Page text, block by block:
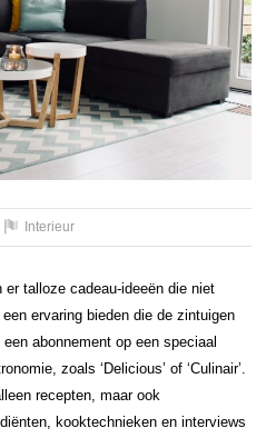
Interieur
talloze cadeau-ideeën die niet
ervaring bieden die de zintuigen
abonnement op een speciaal
zoals ‘Delicious’ of ‘Culinair’.
recepten, maar ook
kooktechnieken en interviews